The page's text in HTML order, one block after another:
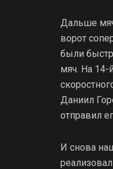
Дальше
ворот
были
мяч. На 14-
Даниил
отправил
И снова